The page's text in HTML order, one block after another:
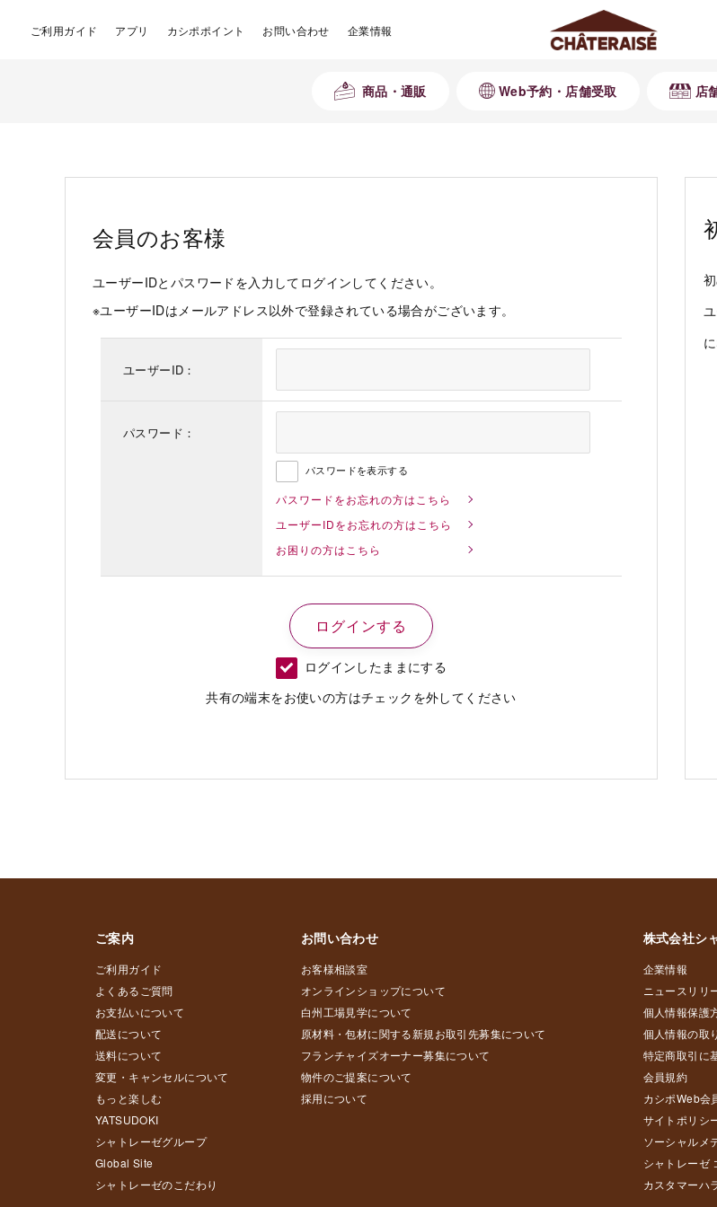
ご利用ガイド アプリ カシポポイント お問い合わせ 企業情報
商品・通販 Web予約・店舗受取 店
会員のお客様
ユーザーIDとパスワードを入力してログインしてください。
※ユーザーIDはメールアドレス以外で登録されている場合がございます。
ユーザーID：
パスワード：
パスワードを表示する
パスワードをお忘れの方はこちら
ユーザーIDをお忘れの方はこちら
お困りの方はこちら
ログインしたままにする
共有の端末をお使いの方はチェックを外してください
ご案内
ご利用ガイド
よくあるご質問
お支払いについて
配送について
送料について
変更・キャンセルについて
もっと楽しむ
YATSUDOKI
シャトレーゼグループ
Global Site
シャトレーゼのこだわり
お問い合わせ
お客様相談室
オンラインショップについて
白州工場見学について
原材料・包材に関する新規お取引先募集について
フランチャイズオーナー募集について
物件のご提案について
採用について
株式会社シ
企業情報
ニュースリリ
個人情報保護
個人情報の取
特定商取引に
会員規約
カシポWeb会
サイトポリシ
ソーシャルメ
シャトレーゼ
カスタマーハ